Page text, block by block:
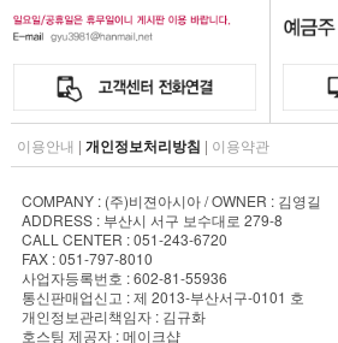
이용안내 | 개인정보처리방침 | 이용약관
COMPANY : (주)비젼아시아 / OWNER : 김영길
ADDRESS : 부산시 서구 보수대로 279-8
CALL CENTER : 051-243-6720
FAX : 051-797-8010
사업자등록번호 : 602-81-55936
통신판매업신고 : 제 2013-부산서구-0101 호
개인정보관리책임자 : 김규화
호스팅 제공자 : 메이크샵